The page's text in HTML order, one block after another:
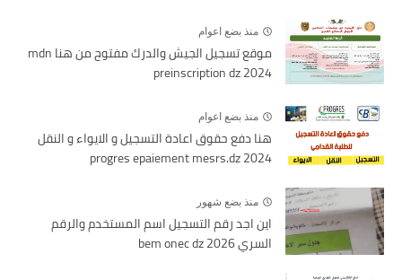
منذ بضع اعوام
موقع تسجيل الجيش والدرك مفتوح من هنا mdn
preinscription dz 2024
منذ بضع اعوام
هنا دفع حقوق اعادة التسجيل و الايواء و النقل
2024 progres epaiement mesrs.dz
منذ بضع شهور
اين اجد رقم التسجيل اسم المستخدم والرقم
السري bem onec dz 2026